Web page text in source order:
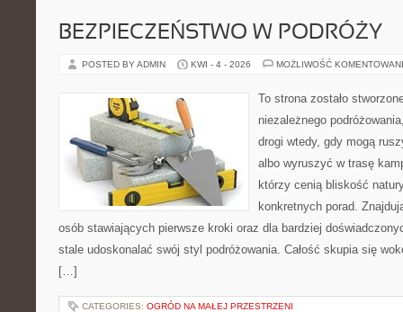
BEZPIECZEŃSTWO W PODRÓŻY
POSTED BY ADMIN KWI - 4 - 2026 MOŻLIWOŚĆ
To strona zostało
niezależnego
drogi wtedy, gdy mogą
albo wyruszyć w trasę
którzy cenią bliskość
konkretnych porad.
osób stawiających pierwsze kroki oraz dla bardziej
stale udoskonalać swój styl podróżowania. Całość skupia się
[…]
CATEGORIES: OGRÓD NA MAŁEJ PRZESTRZENI